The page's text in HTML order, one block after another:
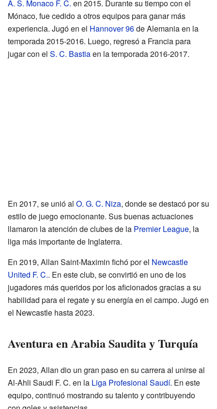
A. S. Monaco F. C. en 2015. Durante su tiempo con el
Mónaco, fue cedido a otros equipos para ganar más
experiencia. Jugó en el Hannover 96de Alemania en la
temporada 2015-2016. Luego, regresó a Francia para
jugar con el S. C. Bastiaen la temporada 2016-2017.
En 2017, se unió al O. G. C. Niza, donde se destacó por su
estilo de juego emocionante. Sus buenas actuaciones
llamaron la atención de clubes de la Premier League, la
liga más importante de Inglaterra.
En 2019, Allan Saint-Maximin fichó por el Newcastle
United F. C.. En este club, se convirtió en uno de los
jugadores más queridos por los aficionados gracias a su
habilidad para el regate y su energía en el campo. Jugó en
el Newcastle hasta 2023.
Aventura en Arabia Saudita y Turquía
En 2023, Allan dio un gran paso en su carrera al unirse al
Al-Ahli Saudi F. C. en la Liga Profesional Saudí. En este
equipo, continuó mostrando su talento y contribuyendo